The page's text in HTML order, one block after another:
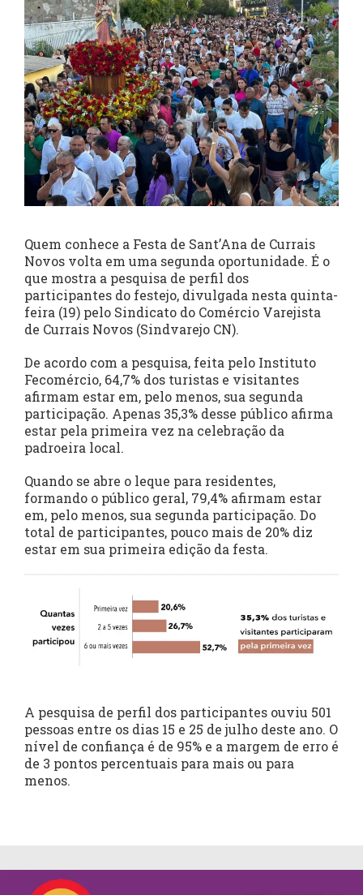
Quem conhece a Festa de Sant’Ana de Currais
Novos volta em uma segunda oportunidade. É o
que mostra a pesquisa de perfil dos
participantes do festejo, divulgada nesta quinta-
feira (19) pelo Sindicato do Comércio Varejista
de Currais Novos (Sindvarejo CN).
De acordo com a pesquisa, feita pelo Instituto
Fecomércio, 64,7% dos turistas e visitantes
afirmam estar em, pelo menos, sua segunda
participação. Apenas 35,3% desse público afirma
estar pela primeira vez na celebração da
padroeira local.
Quando se abre o leque para residentes,
formando o público geral, 79,4% afirmam estar
em, pelo menos, sua segunda participação. Do
total de participantes, pouco mais de 20% diz
estar em sua primeira edição da festa.
A pesquisa de perfil dos participantes ouviu 501
pessoas entre os dias 15 e 25 de julho deste ano. O
nível de confiança é de 95% e a margem de erro é
de 3 pontos percentuais para mais ou para
menos.